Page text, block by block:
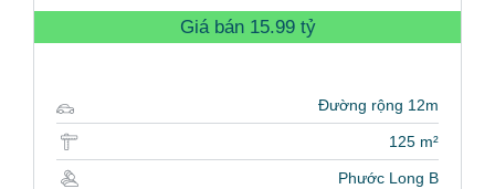
Giá bán 15.99 tỷ
Đường rộng 12m
125 m²
Phước Long B